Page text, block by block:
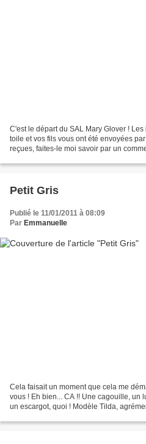
C'est le départ du SAL Mary Glover !
toile et vos fils vous ont été envoyées
reçues, faites-le moi savoir par un
Petit Gris
Publié le 11/01/2011 à 08:09
Par Emmanuelle
Cela faisait un moment que cela me
vous ! Eh bien... CA !! Une cagouille, un
un escargot, quoi ! Modèle Tilda,